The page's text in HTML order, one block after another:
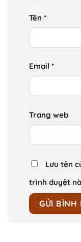
Tên *
Email *
Trang web
Lưu tên
trình duyệt